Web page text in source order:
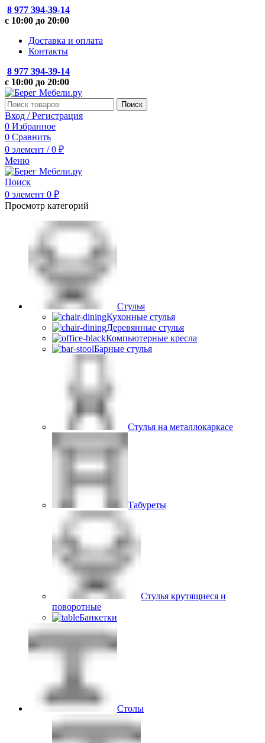
8 977 394-39-14
с 10:00 до 20:00
Доставка и оплата
Контакты
8 977 394-39-14
с 10:00 до 20:00
Поиск
Вход / Регистрация
0 Избранное
0 Сравнить
0 элемент / 0 ₽
Меню
Поиск
0 элемент 0 ₽
Просмотр категорий
Стулья
Кухонные стулья
Деревянные стулья
Компьютерные кресла
Барные стулья
Стулья на металлокаркасе
Табуреты
Стулья крутящиеся и
поворотные
Банкетки
Столы